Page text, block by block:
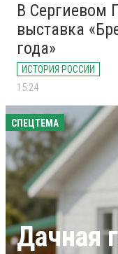
В Сергиевом
выставка
года»
ИСТОРИЯ РОССИИ
15:24
СПЕЦТЕМА
Дачная